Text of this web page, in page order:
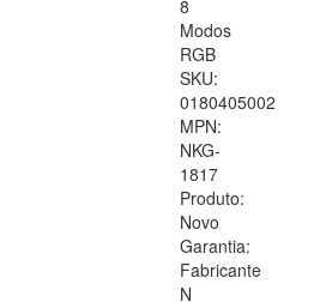
8
Modos
RGB
SKU:
0180405002
MPN:
NKG-
1817
Produto:
Novo
Garantia:
Fabricante
N